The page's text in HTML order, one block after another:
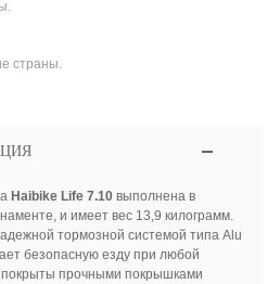
страны.
Haibike Life 7.10выполнена в
и имеет вес 13,9 килограмм.
тормозной системой типа Alu
безопасную езду при любой
покрыты прочными покрышками